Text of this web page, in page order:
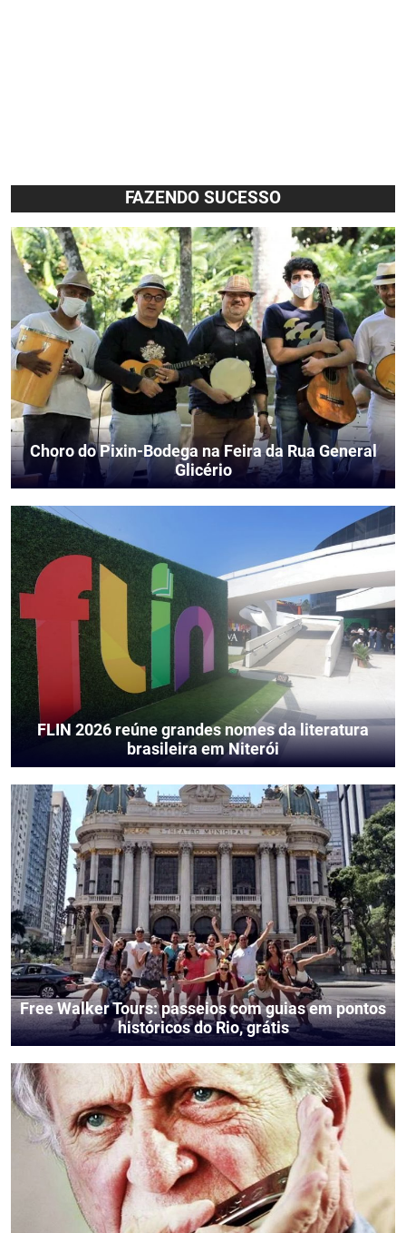
FAZENDO SUCESSO
Choro do Pixin-Bodega na Feira da Rua General
Glicério
FLIN 2026 reúne grandes nomes da literatura
brasileira em Niterói
Free Walker Tours: passeios com guias em pontos
históricos do Rio, grátis